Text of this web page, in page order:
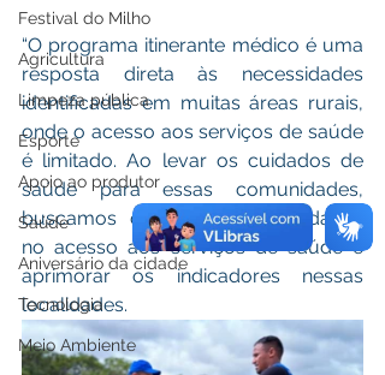
Festival do Milho
Agricultura
Limpeza pública
Esporte
Apoio ao produtor
Saúde
Aniversário da cidade
Tecnologia
Meio Ambiente
“O programa itinerante médico é uma
resposta direta às necessidades
identificadas em muitas áreas rurais,
onde o acesso aos serviços de saúde
é limitado. Ao levar os cuidados de
saúde para essas comunidades,
buscamos diminuir as disparidades
no acesso aos serviços de saúde e
aprimorar os indicadores nessas
localidades.